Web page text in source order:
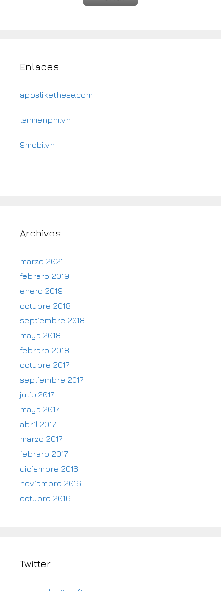
Enlaces
appslikethese.com
taimienphi.vn
9mobi.vn
Archivos
marzo 2021
febrero 2019
enero 2019
octubre 2018
septiembre 2018
mayo 2018
febrero 2018
octubre 2017
septiembre 2017
julio 2017
mayo 2017
abril 2017
marzo 2017
febrero 2017
diciembre 2016
noviembre 2016
octubre 2016
Twitter